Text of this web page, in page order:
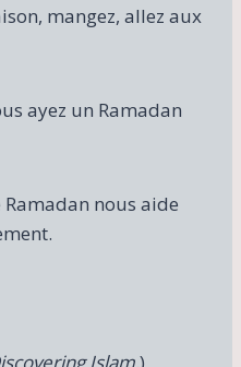
mangez, allez aux
ayez un Ramadan
nous aide